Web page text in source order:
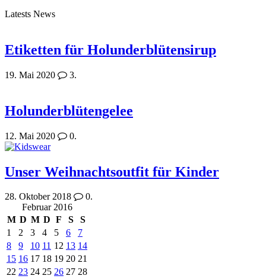
Latests News
Etiketten für Holunderblütensirup
19. Mai 2020 3.
Holunderblütengelee
12. Mai 2020 0.
Unser Weihnachtsoutfit für Kinder
28. Oktober 2018
0.
Februar 2016
M D M D F S
S
1
2 3 4 5 6
7
8
9 10 11 12 13 14
15 16 17 18 19 20 21
22 23 24 25 26 27 28